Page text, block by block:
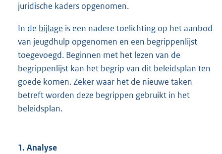
juridische kaders opgenomen.
In de bijlage is een nadere toelichting op het aanbod
van jeugdhulp opgenomen en een begrippenlijst
toegevoegd. Beginnen met het lezen van de
begrippenlijst kan het begrip van dit beleidsplan ten
goede komen. Zeker waar het de nieuwe taken
betreft worden deze begrippen gebruikt in het
beleidsplan.
1. Analyse